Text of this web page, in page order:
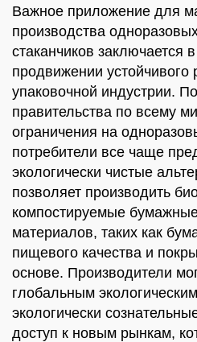
Важное приложение для
производства
стаканчиков заключается
продвижении устойчивого
упаковочной индустрии.
правительства по всему
ограничения на
потребители все чаще
экологически чистые
позволяет производить
компостируемые
материалов, таких как
пищевого качества и
основе. Производители
глобальным
экологически
доступ к новым рынкам,